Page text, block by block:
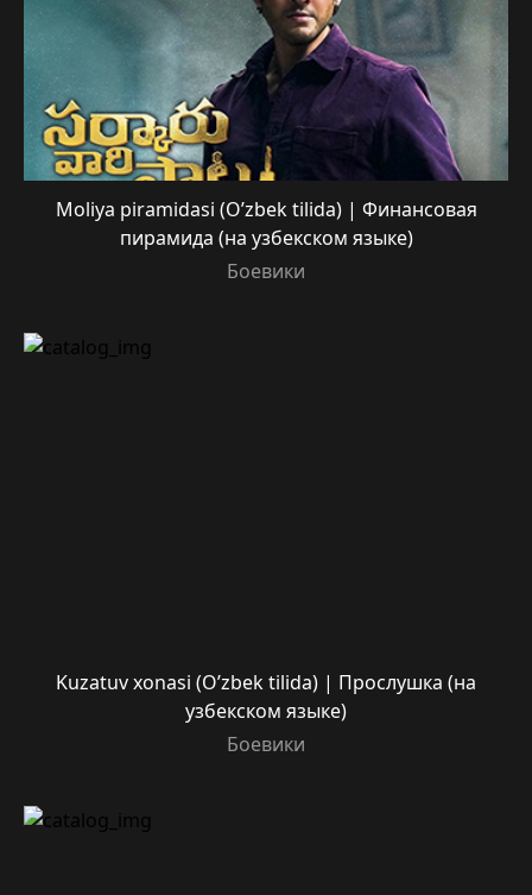
Moliya piramidasi (O’zbek tilida) | Финансовая
пирамида (на узбекском языке)
Боевики
Kuzatuv xonasi (O’zbek tilida) | Прослушка (на
узбекском языке)
Боевики